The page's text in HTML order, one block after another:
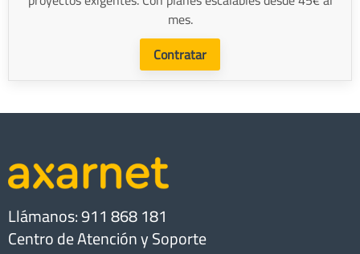
mes.
Contratar
Llámanos: 911 868 181
Centro de Atención y Soporte